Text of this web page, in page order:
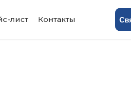
лист Контакты